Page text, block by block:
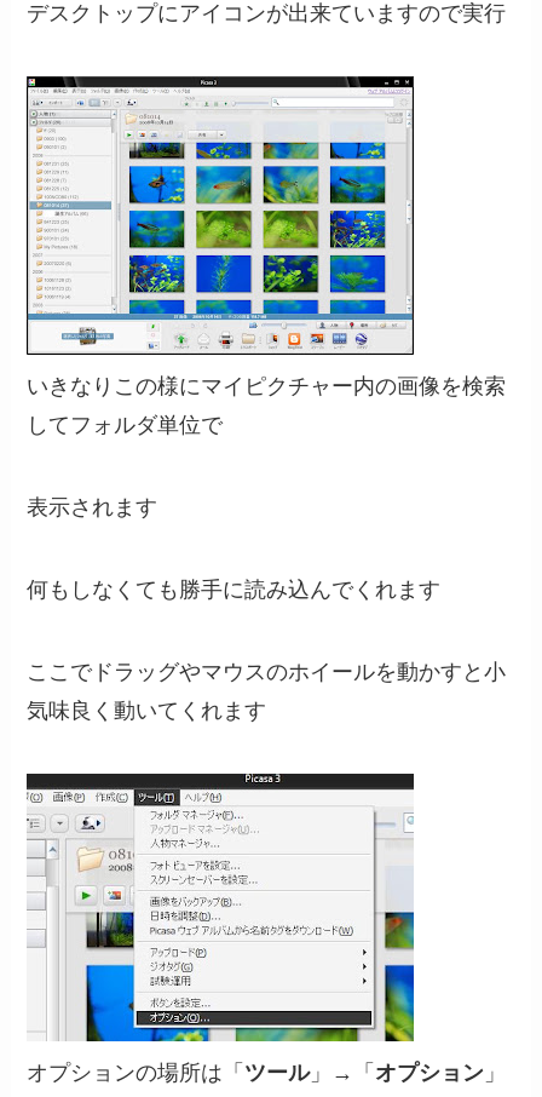
デスクトップにアイコンが出来ていますので実行
いきなりこの様にマイピクチャー内の画像を検索
してフォルダ単位で
表示されます
何もしなくても勝手に読み込んでくれます
ここでドラッグやマウスのホイールを動かすと小
気味良く動いてくれます
オプションの場所は「 ツール」→「 オプション 」